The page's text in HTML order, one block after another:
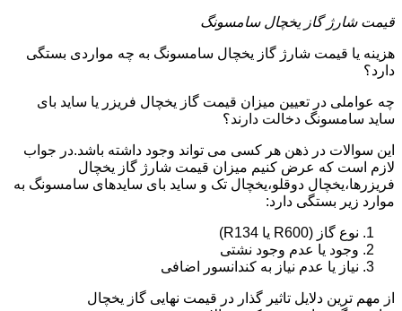
قیمت شارژ گاز یخچال سامسونگ
هزینه یا قیمت شارژ گاز یخچال سامسونگ به چه مواردی بستگی
دارد؟
چه عواملی در تعیین میزان قیمت گاز یخچال فریزر یا ساید بای
ساید سامسونگ دخالت دارند؟
این سوالات در ذهن هر کسی می تواند وجود داشته باشد.در جواب
لازم است که عرض کنیم میزان قیمت شارژ گاز یخچال
فریزرها،یخچال دوقلو،یخچال تک و ساید بای سایدهای سامسونگ به
موارد زیر بستگی دارد:
نوع گاز (R600 یا R134)
وجود یا عدم وجود نشتی
نیاز یا عدم نیاز به کندانسور اضافی
از مهم ترین دلایل تاثیر گذار در قیمت نهایی گاز یخچال